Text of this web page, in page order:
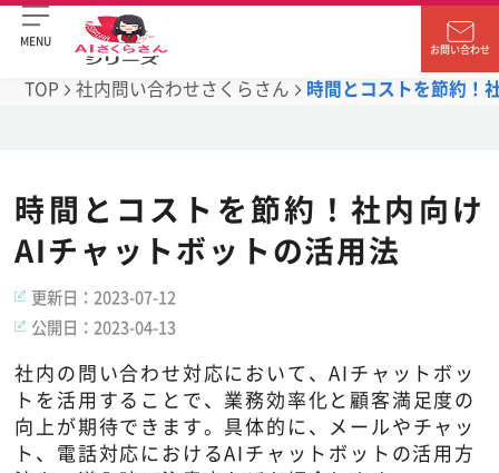
MENU
お問い合わせ
TOP 社内問い合わせさくらさん 時間とコストを節約！
時間とコストを節約！社内向け
AIチャットボットの活用法
更新日：2023-07-12
公開日：2023-04-13
社内の問い合わせ対応において、AIチャットボッ
トを活用することで、業務効率化と顧客満足度の
向上が期待できます。具体的に、メールやチャッ
ト、電話対応におけるAIチャットボットの活用方